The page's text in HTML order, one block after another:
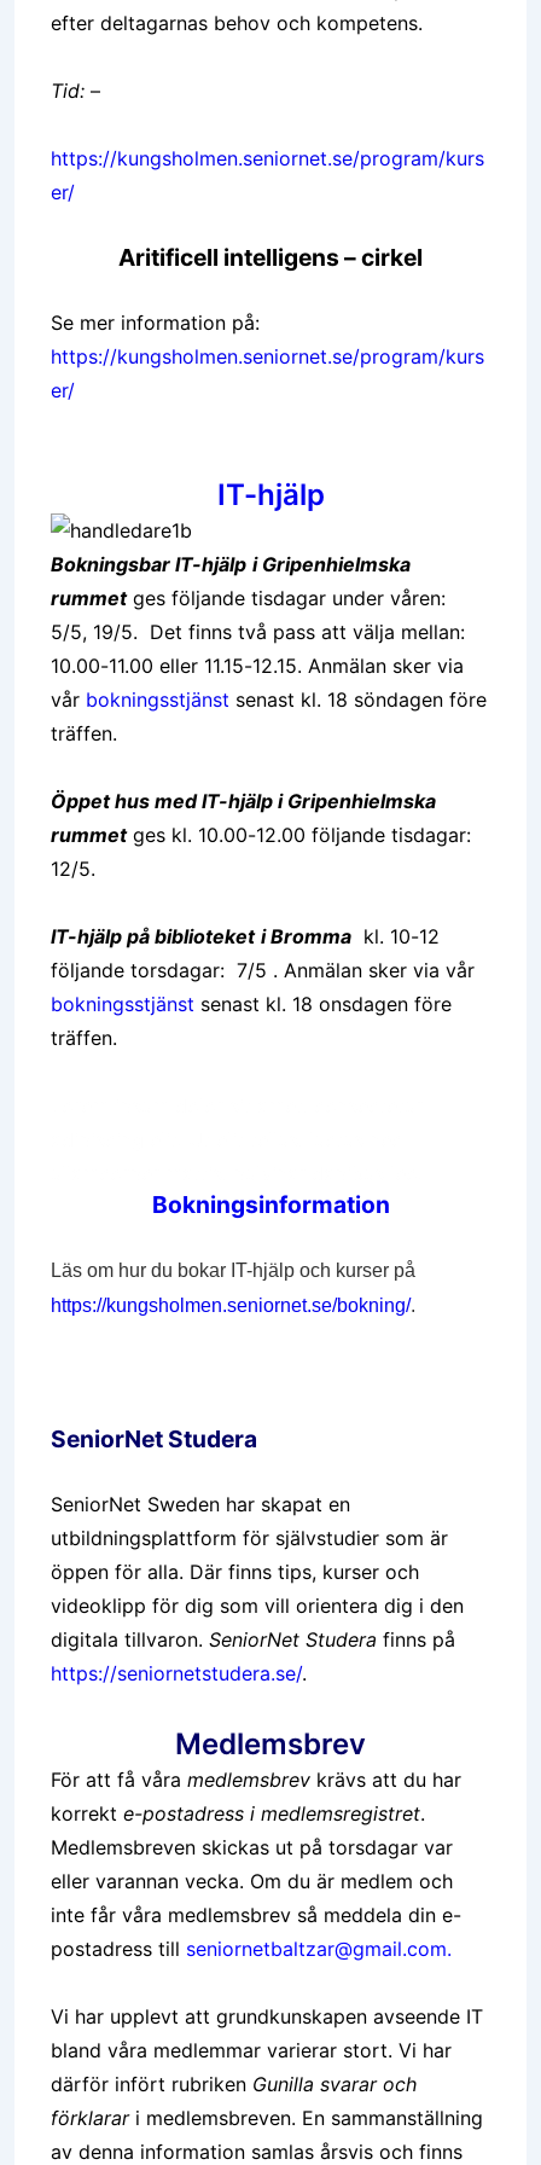
efter deltagarnas behov och kompetens.
Tid: –
https://kungsholmen.seniornet.se/program/kurs
er/
Aritificell intelligens – cirkel
Se mer information på:
https://kungsholmen.seniornet.se/program/kurs
er/
IT-hjälp
Bokningsbar IT-hjälp i Gripenhielmska
rummetges följande tisdagar under våren:
5/5, 19/5. Det finns två pass att välja mellan:
10.00-11.00 eller 11.15-12.15. Anmälan sker via
vår bokningsstjänst senast kl. 18 söndagen före
träffen.
Öppet hus med IT-hjälp i Gripenhielmska
rummet ges kl. 10.00-12.00 följande tisdagar:
12/5.
IT-hjälp på biblioteket i Bromma kl. 10-12
följande torsdagar: 7/5 . Anmälan sker via vår
bokningsstjänst senast kl. 18 onsdagen före
träffen.
Bokningsinformation
Läs om hur du bokar IT-hjälp och kurser på
https://kungsholmen.seniornet.se/bokning/.
SeniorNet Studera
SeniorNet Sweden har skapat en
utbildningsplattform för självstudier som är
öppen för alla. Där finns tips, kurser och
videoklipp för dig som vill orientera dig i den
digitala tillvaron. SeniorNet Studera finns på
https://seniornetstudera.se/.
Medlemsbrev
För att få våra medlemsbrev krävs att du har
korrekt e-postadress i medlemsregistret.
Medlemsbreven skickas ut på torsdagar var
eller varannan vecka. Om du är medlem och
inte får våra medlemsbrev så meddela din e-
postadress till seniornetbaltzar@gmail.com.
Vi har upplevt att grundkunskapen avseende IT
bland våra medlemmar varierar stort. Vi har
därför infört rubriken Gunilla svarar och
förklarar i medlemsbreven. En sammanställning
av denna information samlas årsvis och finns